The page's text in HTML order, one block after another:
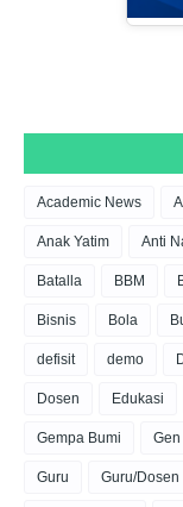
Academic News
Anak Yatim Anti
Batalla BBM
Bisnis Bola
defisit demo
Dosen Edukasi
Gempa Bumi Gen
Guru Guru/Dosen